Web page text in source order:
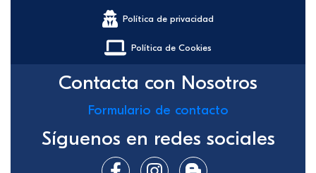
Política de privacidad
Política de Cookies
Contacta con Nosotros
Formulario de contacto
Síguenos en redes sociales